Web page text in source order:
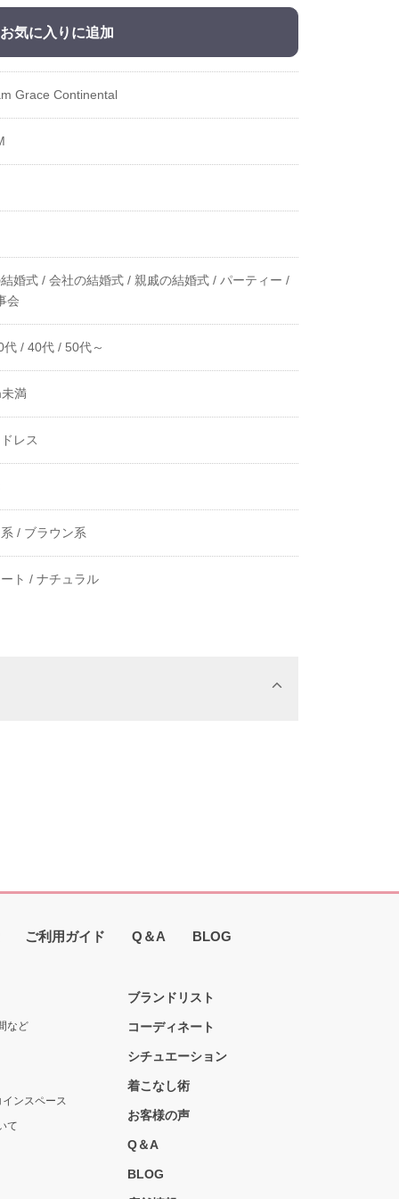
お気に入りに追加
Grace Continental
婚式 / 会社の結婚式 / 親戚の結婚式 / パーティー /
会
代 / 40代 / 50代～
満
レス
/ ブラウン系
ト / ナチュラル
ご利用ガイド Q＆A BLOG
など
ンスペース
て
ブランドリスト
コーディネート
シチュエーション
着こなし術
お客様の声
Q＆A
BLOG